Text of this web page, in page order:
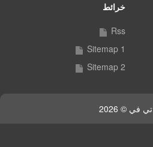
خرائط
Rss
Sitemap 1
Sitemap 2
في © 2026